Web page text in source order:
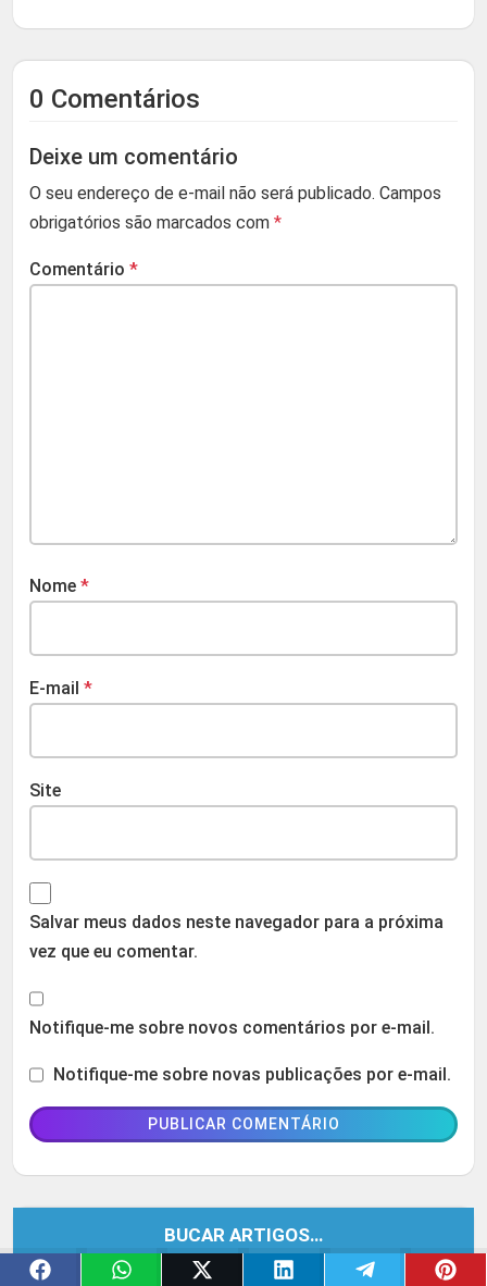
0 Comentários
Deixe um comentário
O seu endereço de e-mail não será publicado. Campos
obrigatórios são marcados com *
Comentário *
Nome *
E-mail *
Site
Salvar meus dados neste navegador para a próxima
vez que eu comentar.
Notifique-me sobre novos comentários por e-mail.
Notifique-me sobre novas publicações por e-mail.
BUCAR ARTIGOS…